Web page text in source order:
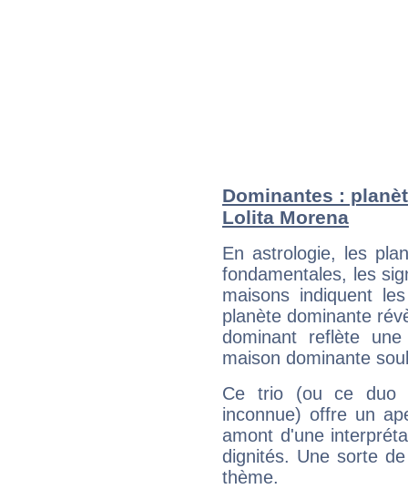
Dominantes :
Lolita Morena
En astrologie, les
fondamentales, les
maisons indiquent
planète dominante
dominant reflète
maison dominante
Ce trio (ou ce duo
inconnue) offre un
amont d'une
dignités. Une sorte
thème.